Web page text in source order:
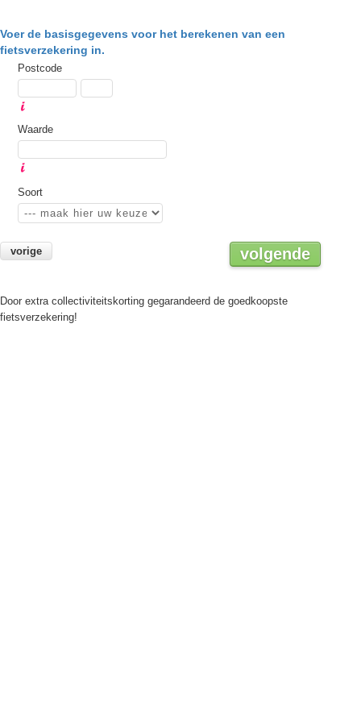
Voer de basisgegevens voor het berekenen van een
fietsverzekering in.
Postcode
Waarde
Soort
vorige volgende
Door extra collectiviteitskorting gegarandeerd de goedkoopste
fietsverzekering!